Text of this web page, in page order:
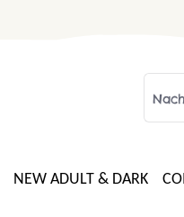
NEW ADULT & DARK